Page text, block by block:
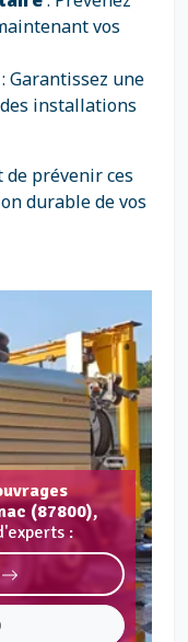
vos
: Garantissez une
installations
prévenir ces
durable de vos
(87800),
: